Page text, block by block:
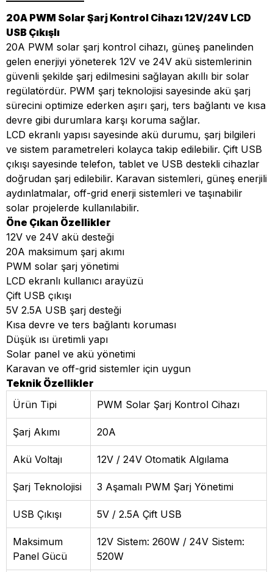
20A PWM Solar Şarj Kontrol Cihazı 12V/24V LCD
USB Çıkışlı
20A PWM solar şarj kontrol cihazı, güneş panelinden
gelen enerjiyi yöneterek 12V ve 24V akü sistemlerinin
güvenli şekilde şarj edilmesini sağlayan akıllı bir solar
regülatördür. PWM şarj teknolojisi sayesinde akü şarj
sürecini optimize ederken aşırı şarj, ters bağlantı ve kısa
devre gibi durumlara karşı koruma sağlar.
LCD ekranlı yapısı sayesinde akü durumu, şarj bilgileri
ve sistem parametreleri kolayca takip edilebilir. Çift USB
çıkışı sayesinde telefon, tablet ve USB destekli cihazlar
doğrudan şarj edilebilir. Karavan sistemleri, güneş enerjili
aydınlatmalar, off-grid enerji sistemleri ve taşınabilir
solar projelerde kullanılabilir.
Öne Çıkan Özellikler
12V ve 24V akü desteği
20A maksimum şarj akımı
PWM solar şarj yönetimi
LCD ekranlı kullanıcı arayüzü
Çift USB çıkışı
5V 2.5A USB şarj desteği
Kısa devre ve ters bağlantı koruması
Düşük ısı üretimli yapı
Solar panel ve akü yönetimi
Karavan ve off-grid sistemler için uygun
Teknik Özellikler
Ürün Tipi
PWM Solar Şarj Kontrol Cihazı
Şarj Akımı 20A
Akü Voltajı 12V / 24V Otomatik Algılama
Şarj Teknolojisi 3 Aşamalı PWM Şarj Yönetimi
USB Çıkışı 5V / 2.5A Çift USB
Maksimum
Panel Gücü
12V Sistem: 260W / 24V Sistem:
520W